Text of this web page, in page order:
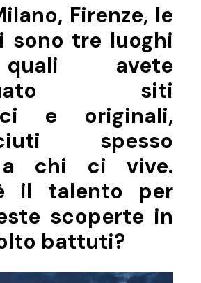
Firenze, le
sono tre luoghi
avete
siti
e originali,
spesso
a chi ci vive.
il talento per
scoperte in
battuti?